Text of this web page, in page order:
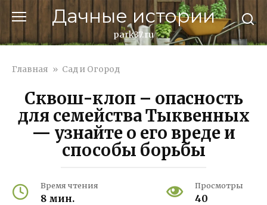
контенту
Дачные истории
park37.ru
Главная » Сад и Огород
Сквош-клоп – опасность
для семейства Тыквенных
— узнайте о его вреде и
способы борьбы
Время чтения
8 мин.
Просмотры
40